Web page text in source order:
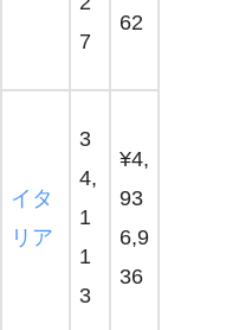
7
62
イタ
リア
3
4,
1
1
3
¥4,
93
6,9
36